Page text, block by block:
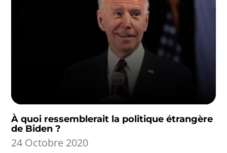
À quoi ressemblerait la politique étrangère
de Biden ?
24 Octobre 2020